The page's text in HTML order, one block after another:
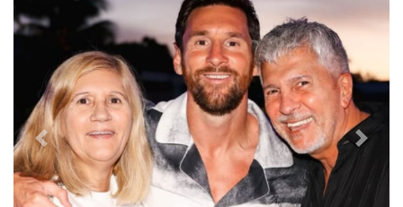
Previous Next